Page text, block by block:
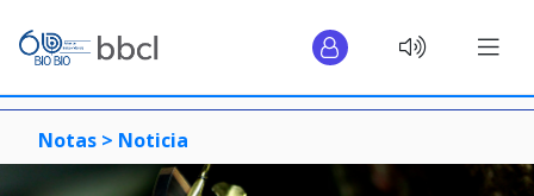
Notas > Noticia